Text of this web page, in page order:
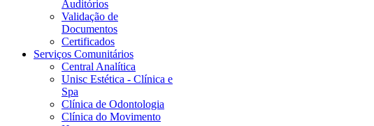
Auditórios
Validação de
Documentos
Certificados
Serviços Comunitários
Central Analítica
Unisc Estética - Clínica e
Spa
Clínica de Odontologia
Clínica do Movimento